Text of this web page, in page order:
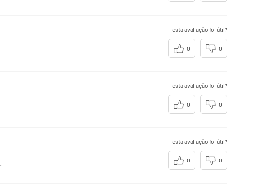
esta avaliação foi útil?
0 0
esta avaliação foi útil?
0 0
esta avaliação foi útil?
0 0